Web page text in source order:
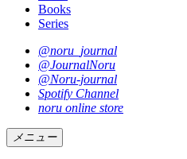
Books
Series
@noru_journal
@JournalNoru
@Noru-journal
Spotify Channel
noru online store
メニュー